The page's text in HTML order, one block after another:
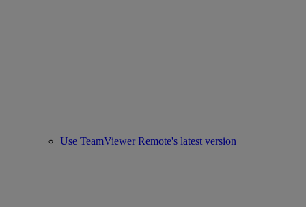
Use TeamViewer Remote's latest version